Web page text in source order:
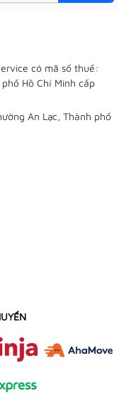
có mã số thuế:
Hồ Chí Minh cấp
An Lạc, Thành phố